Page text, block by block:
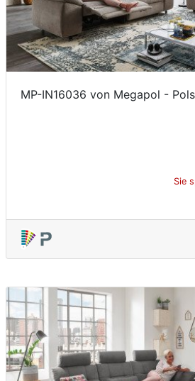
MP-IN16036 von Megapol -
Sie